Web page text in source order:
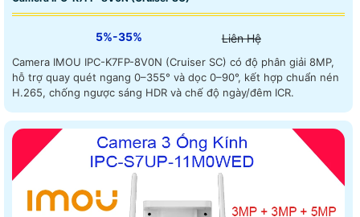
5%-35% Liên Hệ
Camera IMOU IPC-K7FP-8V0N (Cruiser SC) có độ phân giải 8MP,
hỗ trợ quay quét ngang 0–355° và dọc 0–90°, kết hợp chuẩn nén
H.265, chống ngược sáng HDR và chế độ ngày/đêm ICR.